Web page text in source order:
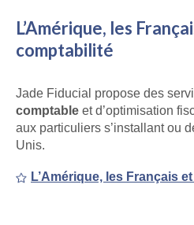
L’Amérique, les
comptabilité
Jade Fiducial propose des
comptable et d’optimisation
aux particuliers s’installant ou
Unis.
L’Amérique, les Français